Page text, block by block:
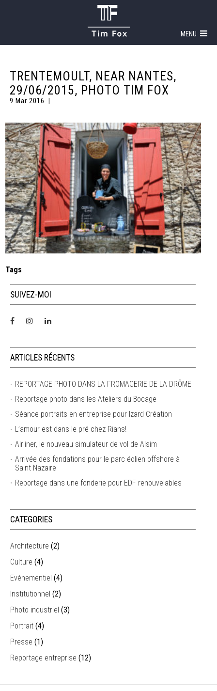
MENU
TRENTEMOULT, NEAR NANTES,
29/06/2015, PHOTO TIM FOX
9 Mar 2016
Tags
SUIVEZ-MOI
ARTICLES RÉCENTS
REPORTAGE PHOTO DANS LA FROMAGERIE DE LA DRÔME
Reportage photo dans les Ateliers du Bocage
Séance portraits en entreprise pour Izard Création
L’amour est dans le pré chez Rians!
Airliner, le nouveau simulateur de vol de Alsim
Arrivée des fondations pour le parc éolien offshore à
Saint Nazaire
Reportage dans une fonderie pour EDF renouvelables
CATEGORIES
Architecture (2)
Culture (4)
Evénementiel (4)
Institutionnel (2)
Photo industriel (3)
Portrait (4)
Presse (1)
Reportage entreprise (12)